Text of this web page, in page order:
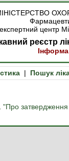
центр
реєстр
| Пошук